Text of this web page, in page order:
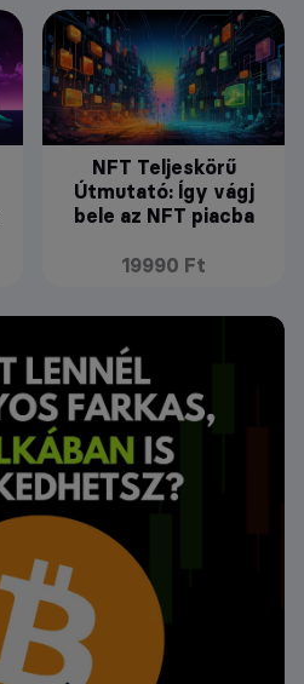
NFT Teljeskörű
Útmutató: Így vágj
bele az NFT piacba
19990 Ft